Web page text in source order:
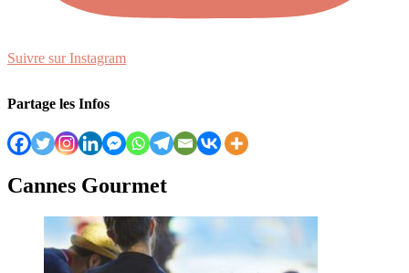
Suivre sur Instagram
Partage les Infos
Cannes Gourmet